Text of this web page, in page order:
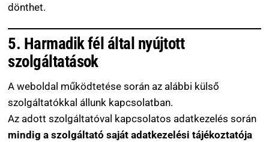
dönthet.
5. Harmadik fél által nyújtott
szolgáltatások
A weboldal működtetése során az alábbi külső
szolgáltatókkal állunk kapcsolatban.
Az adott szolgáltatóval kapcsolatos adatkezelés során
mindig a szolgáltató saját adatkezelési tájékoztatója